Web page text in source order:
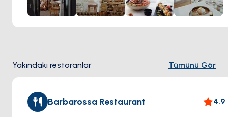
Yakındaki restoranlar Tümünü Gör
Barbarossa Restaurant 4.9